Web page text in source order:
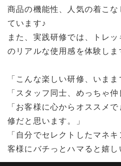
商品の機能性、人気の着こ
ています♪
また、実践研修では、トレ
のリアルな使用感を体験しま
「こんな楽しい研修、いまま
「スタッフ同士、めっちゃ仲
「お客様に心からオススメ
修だと思います。」
「自分でセレクトしたマネ
客様にバチっとハマると嬉し